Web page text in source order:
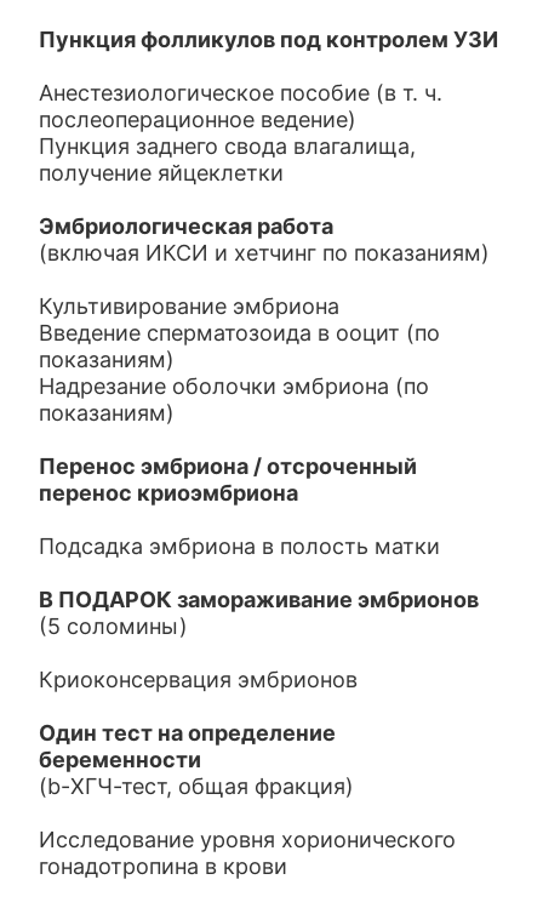
Пункция фолликулов под контролем УЗИ
Анестезиологическое пособие (в т. ч.
послеоперационное ведение)
Пункция заднего свода влагалища,
получение яйцеклетки
Эмбриологическая работа
(включая ИКСИ и хетчинг по показаниям)
Культивирование эмбриона
Введение сперматозоида в ооцит (по
показаниям)
Надрезание оболочки эмбриона (по
показаниям)
Перенос эмбриона / отсроченный
перенос криоэмбриона
Подсадка эмбриона в полость матки
В ПОДАРОК замораживание эмбрионов
(5 соломины)
Криоконсервация эмбрионов
Один тест на определение
беременности
(b-ХГЧ-тест, общая фракция)
Исследование уровня хорионического
гонадотропина в крови